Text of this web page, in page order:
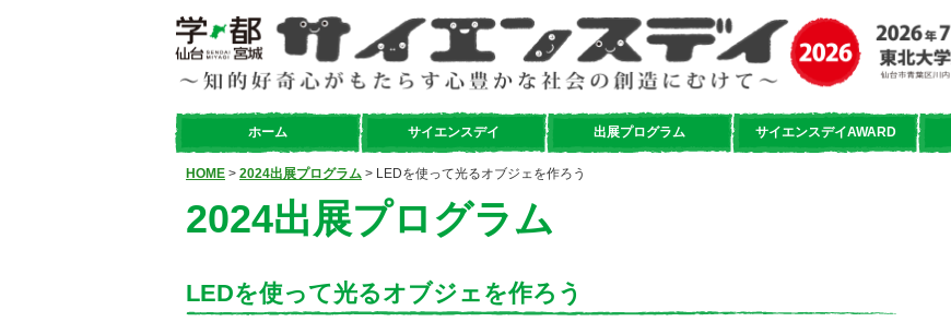
ホーム サイエンスデイ 出展プログラム サイエンスデイAWARD
HOME > 2024出展プログラム > LEDを使って光るオブジェを作ろう
2024出展プログラム
LEDを使って光るオブジェを作ろう